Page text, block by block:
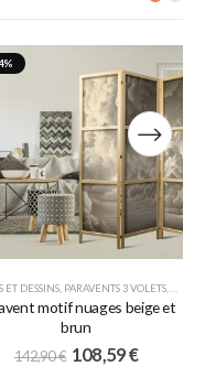
ET DESSINS PARAVENTS 3 VOLETS
motif nuages beige et
brun
142,90€ 108,59€